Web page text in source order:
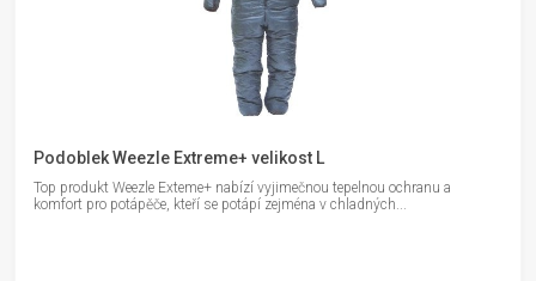
Podoblek Weezle Extreme+ velikost L
Top produkt Weezle Exteme+ nabízí vyjimečnou tepelnou ochranu a
komfort pro potápěče, kteří se potápí zejména v chladných...